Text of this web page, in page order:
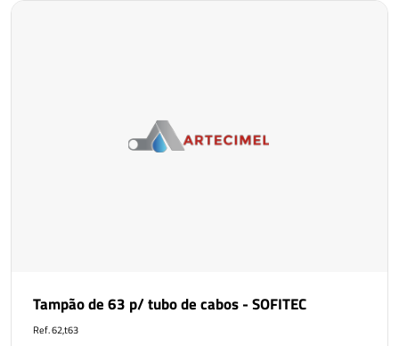
Tampão de 63 p/ tubo de cabos - SOFITEC
Ref. 62,t63